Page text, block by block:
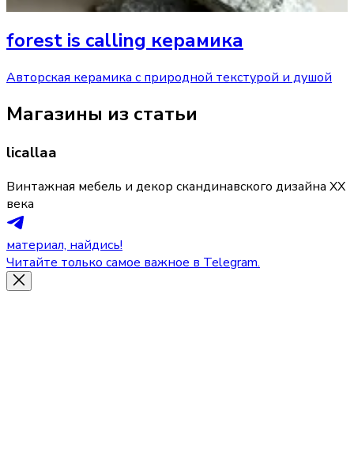
forest is calling керамика
Авторская керамика с природной текстурой и душой
Магазины из статьи
licallaa
Винтажная мебель и декор скандинавского дизайна XX
века
материал, найдись!
Читайте только самое важное в Telegram.